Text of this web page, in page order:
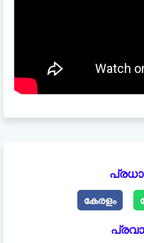
കേരളം